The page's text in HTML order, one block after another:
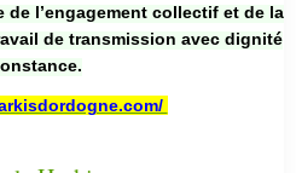
de l’engagement collectif et de la
de transmission avec dignité